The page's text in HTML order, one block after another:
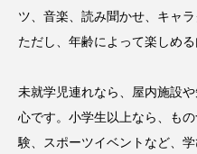
ツ、音楽、読み聞かせ、キャ
ただし、年齢によって楽しめる
未就学児連れなら、屋内施設
心です。小学生以上なら、も
験、スポーツイベントなど、